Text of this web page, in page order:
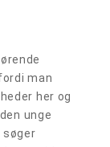
man
her og
unge
søger